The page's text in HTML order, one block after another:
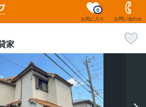
お気に入り
0
お問い合わせ
家